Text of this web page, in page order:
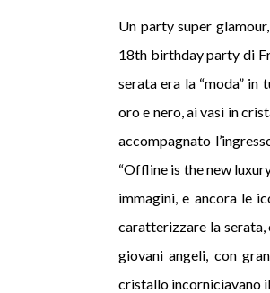
Un party super
18th birthday party di
serata era la “moda”
oro e nero, ai vasi in
accompagnato
“Offline is the new
immagini, e ancora le
caratterizzare la
giovani angeli, con
cristallo incorniciavano